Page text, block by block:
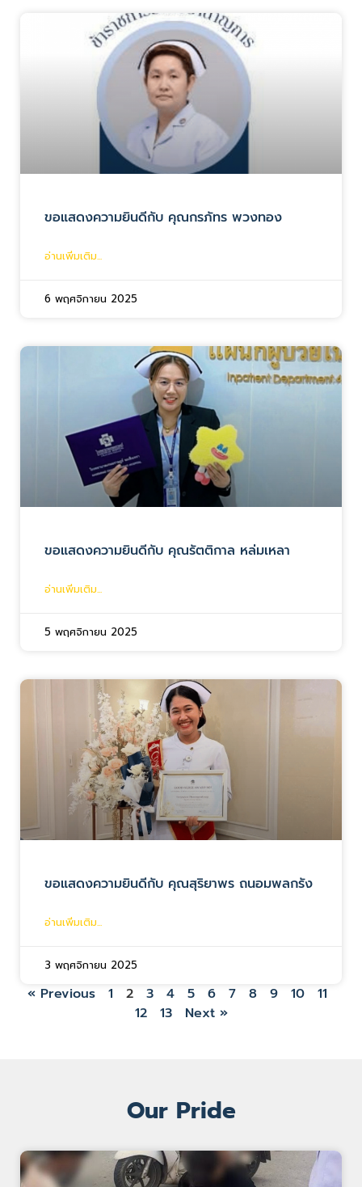
ขอแสดงความยินดีกับ คุณกรภัทร พวงทอง
อ่านเพิ่มเติม...
6 พฤศจิกายน 2025
ขอแสดงความยินดีกับ คุณรัตติกาล หล่มเหลา
อ่านเพิ่มเติม...
5 พฤศจิกายน 2025
ขอแสดงความยินดีกับ คุณสุริยาพร ถนอมพลกรัง
อ่านเพิ่มเติม...
3 พฤศจิกายน 2025
« Previous 1 2 3 4 5 6 7 8 9 10
11
12
13 Next »
Our Pride